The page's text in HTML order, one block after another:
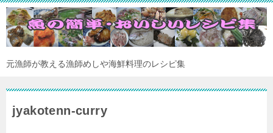
元漁師が教える漁師めしや海鮮料理のレシピ集
jyakotenn-curry